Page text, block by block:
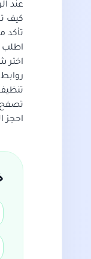
عند
كيف
تأكد
اطلب
اختر
تصفح
احجز